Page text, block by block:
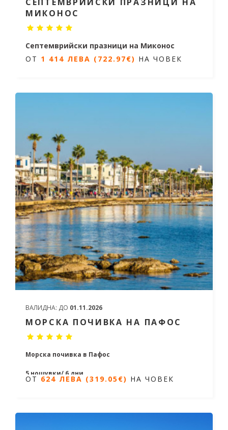
МИКОНОС
Септемврийски празници на Миконос
5 дни / 4 нощувки
ОТ 1 414 ЛЕВА (722.97€) НА ЧОВЕК
ВАЛИДНА: ДО 01.11.2026
МОРСКА ПОЧИВКА НА ПАФОС
Морска почивка в Пафос
5 нощувки/ 6 дни
ОТ 624 ЛЕВА (319.05€) НА ЧОВЕК